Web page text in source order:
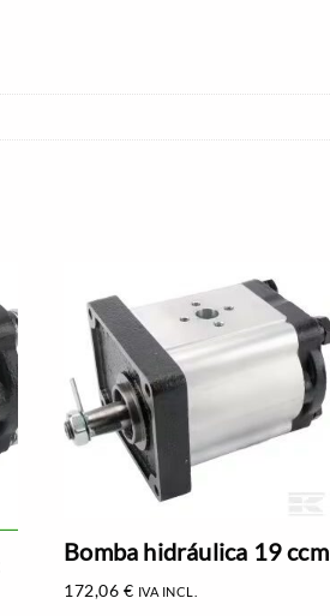
Bomba hidráulica 19 ccm
172,06 € IVA INCL.